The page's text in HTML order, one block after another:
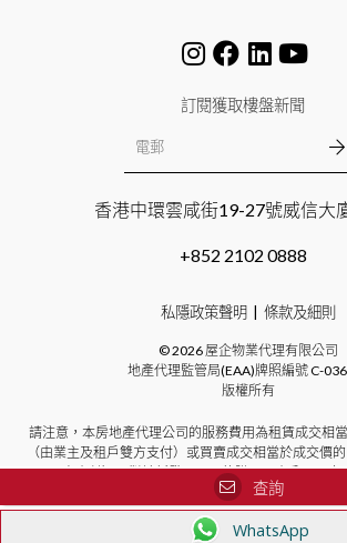
訂閱獲取樓盤新聞
香港中環雲咸街19-27號威信大
+852 2102 0888
私隱政策聲明 條款及細則
©2026 屋企物業代理有限公司
地產代理監管局(EAA)牌照編號C-
版權所有
請注意，本房地產代理公司的服務費用為租賃成交相
（由業主及租戶雙方支付）或買賣成交相當於成交價
方支付）。對於新發展項目的購買，本公司不向
查詢
WhatsApp